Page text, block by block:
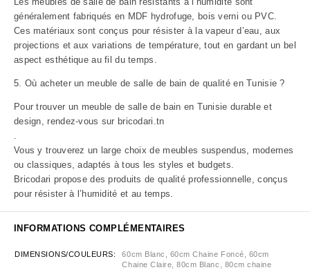
généralement fabriqués en MDF hydrofuge, bois verni ou PVC.
Ces matériaux sont conçus pour résister à la vapeur d’eau, aux
projections et aux variations de température, tout en gardant un bel
aspect esthétique au fil du temps.
5. Où acheter un meuble de salle de bain de qualité en Tunisie ?
Pour trouver un meuble de salle de bain en Tunisie durable et
design, rendez-vous sur bricodari.tn
.
Vous y trouverez un large choix de meubles suspendus, modernes
ou classiques, adaptés à tous les styles et budgets.
Bricodari propose des produits de qualité professionnelle, conçus
pour résister à l’humidité et au temps.
INFORMATIONS COMPLÉMENTAIRES
DIMENSIONS/COULEURS
60cm Blanc, 60cm Chaine Foncé, 60cm
Chaine Claire, 80cm Blanc, 80cm chaine